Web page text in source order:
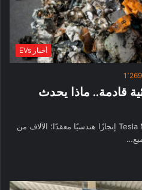
أخبار EVs
1٬269
قادمة.. ماذا يحدث
تعتبر حزمة البطارية في Tesla Model S إنجازًا هندسيًا معقدًا؛ الآلاف من